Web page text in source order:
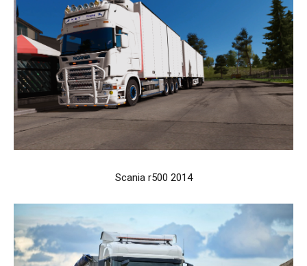
Scania r500 2014